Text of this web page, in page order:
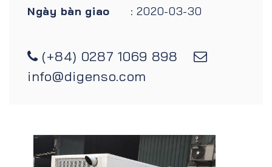
Ngày bàn giao : 2020-03-30
(+84) 0287 1069 898
info@digenso.com